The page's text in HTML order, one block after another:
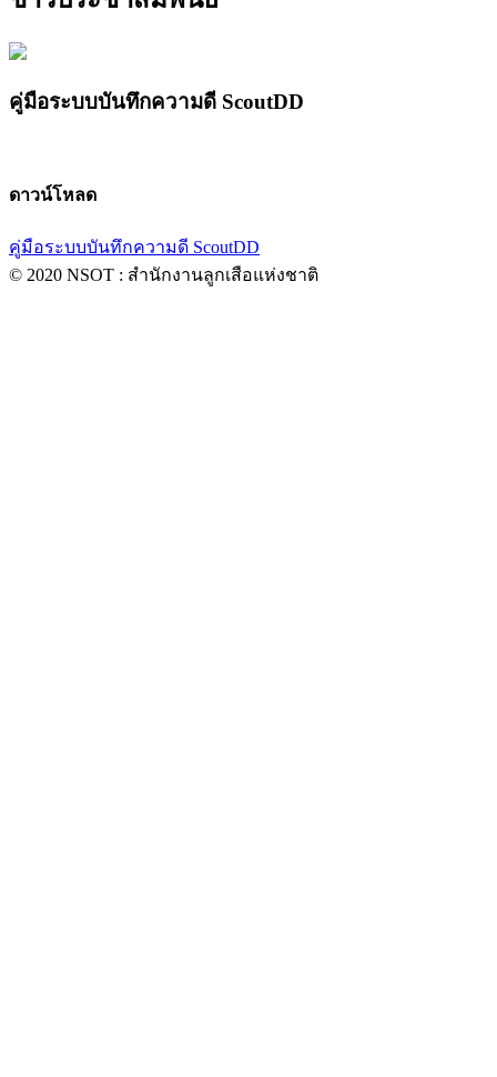
คู่มือระบบบันทึกความดี ScoutDD
ดาวน์โหลด
คู่มือระบบบันทึกความดี ScoutDD
© 2020 NSOT : สำนักงานลูกเสือแห่งชาติ